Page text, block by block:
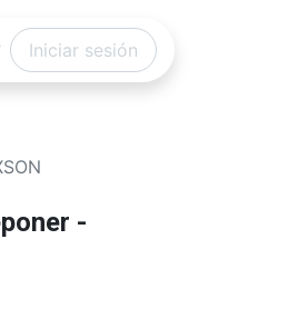
Iniciar sesión
-